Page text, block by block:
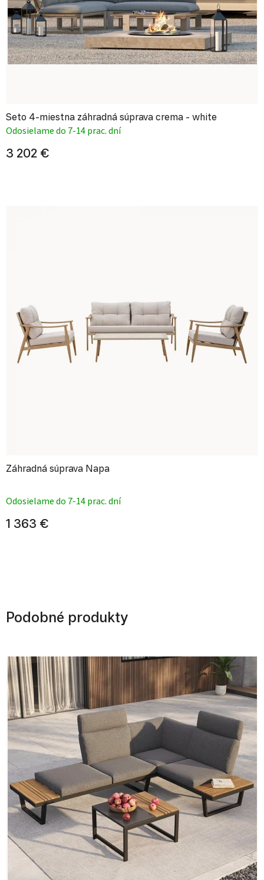
Seto 4-miestna záhradná súprava crema - white
Odosielame do 7-14 prac. dní
3 202 €
Záhradná súprava Napa
Odosielame do 7-14 prac. dní
1 363 €
Podobné produkty